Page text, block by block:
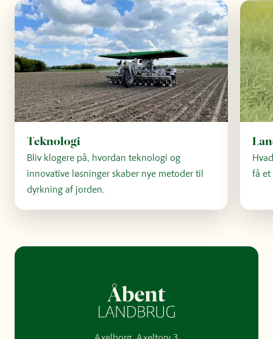
Læs mere om Teknologi
Teknologi
Bliv klogere på, hvordan teknologi og
innovative løsninger skaber nye metoder til
dyrkning af jorden.
Læs
få et